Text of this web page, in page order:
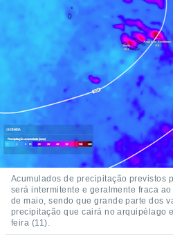
Acumulados de precipitação previstos
será intermitente e geralmente fraca
de maio, sendo que grande parte dos
precipitação que cairá no arquipélago
feira (11).